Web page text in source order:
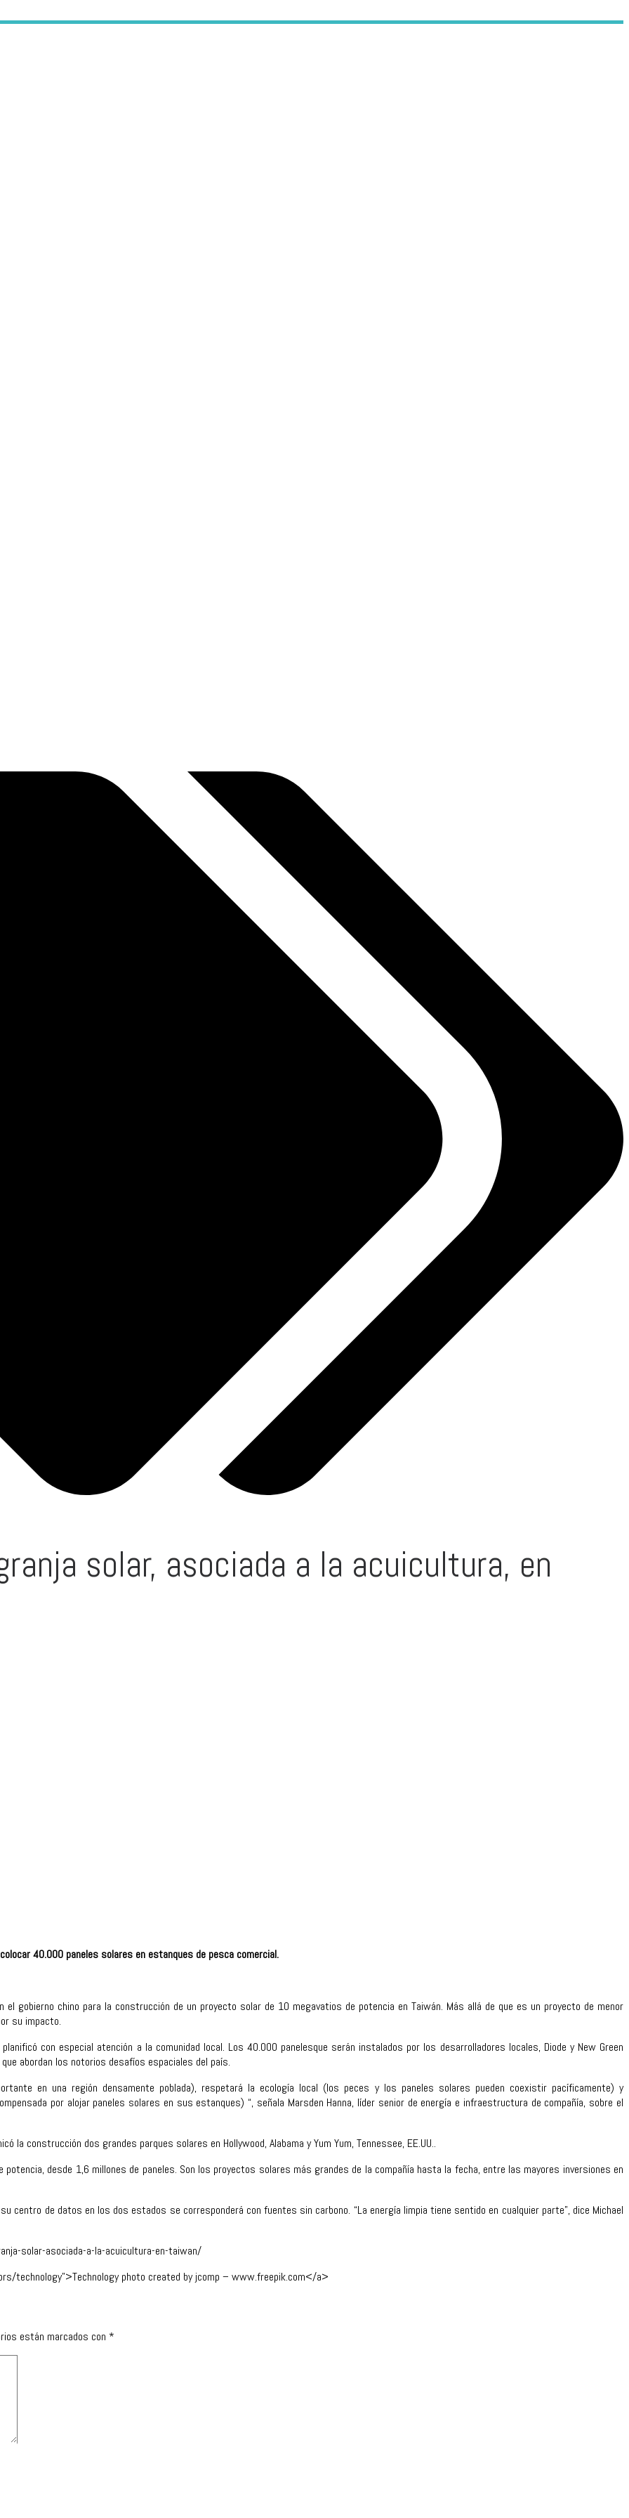
solar, asociada a la acuicultura, en
40.000 paneles solares en estanques de pesca comercial.
gobierno chino para la construcción de un proyecto solar de 10 megavatios de potencia en Taiwán. Más allá de que es un proyecto de menor
su impacto.
con especial atención a la comunidad local. Los 40.000 panelesque serán instalados por los desarrolladores locales, Diode y New Green
abordan los notorios desafíos espaciales del país.
en una región densamente poblada), respetará la ecología local (los peces y los paneles solares pueden coexistir pacíficamente) y
por alojar paneles solares en sus estanques) “, señala Marsden Hanna, líder senior de energía e infraestructura de compañía, sobre el
la construcción dos grandes parques solares en Hollywood, Alabama y Yum Yum, Tennessee, EE.UU..
desde 1,6 millones de paneles. Son los proyectos solares más grandes de la compañía hasta la fecha, entre las mayores inversiones en
centro de datos en los dos estados se corresponderá con fuentes sin carbono. “La energía limpia tiene sentido en cualquier parte”, dice Michael
solar-asociada-a-la-acuicultura-en-taiwan/
photo created by jcomp – www.freepik.com</a>
están marcados con *